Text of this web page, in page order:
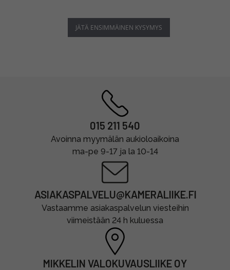
JÄTÄ ENSIMMÄINEN KYSYMYS
015 211 540
Avoinna myymälän aukioloaikoina
ma-pe 9-17 ja la 10-14
ASIAKASPALVELU@KAMERALIIKE.FI
Vastaamme asiakaspalvelun viesteihin
viimeistään 24 h kuluessa
MIKKELIN VALOKUVAUSLIIKE OY